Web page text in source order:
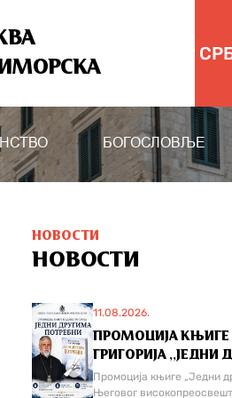
БОГОСЛОВЉЕ
НОВОСТИ
НОВОСТИ
11.08.2026.
ПРОМОЦИЈА КЊИГЕ
ГРИГОРИЈА ,,ЈЕДНИ
Промоција књиге „Једни
Његовог